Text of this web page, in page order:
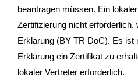
beantragen müssen. Ein
Zertifizierung nicht erforderlich,
Erklärung (BY TR DoC). Es ist
Erklärung ein Zertifikat zu
lokaler Vertreter erforderlich.